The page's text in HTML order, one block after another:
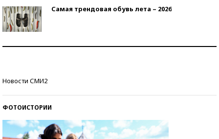
Самая трендовая обувь лета – 2026
Новости СМИ2
ФОТОИСТОРИИ